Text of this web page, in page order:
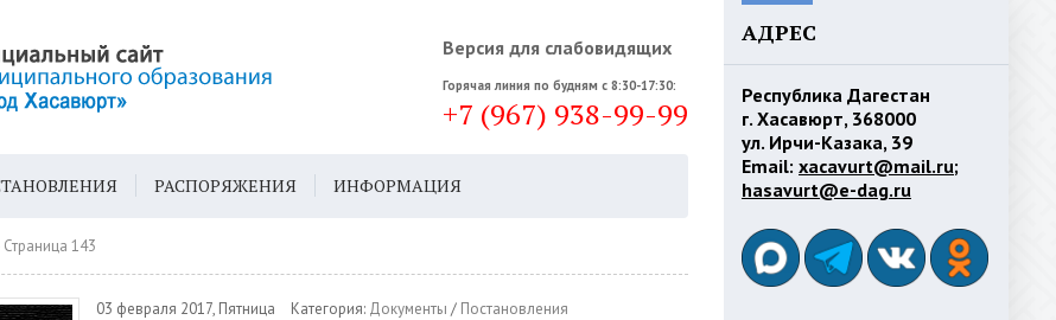
Версия для слабовидящих
Горячая линия по будням с 8:30-17:30:
+7 (967) 938-99-99
РАСПОРЯЖЕНИЯ ИНФОРМАЦИЯ
ГЕН. ПЛАН
Страница 143
03 февраля 2017, Пятница Категория: Документы / Постановления
АДРЕС
Республика Дагестан
г. Хасавюрт, 368000
ул. Ирчи-Казака, 39
Email: xacavurt@mail.ru;
hasavurt@e-dag.ru